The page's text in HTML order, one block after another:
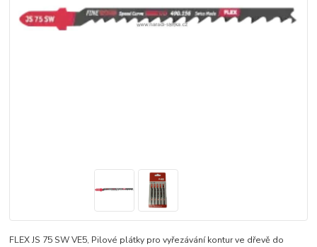
FLEX JS 75 SW VE5, Pilové plátky pro vyřezávání kontur ve dřevě do